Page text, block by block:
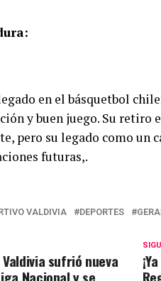
en el básquetbol
y buen juego. Su retiro
pero su legado como un
futuras,.
VALDIVIA DEPORTES
sufrió nueva
Nacional y se